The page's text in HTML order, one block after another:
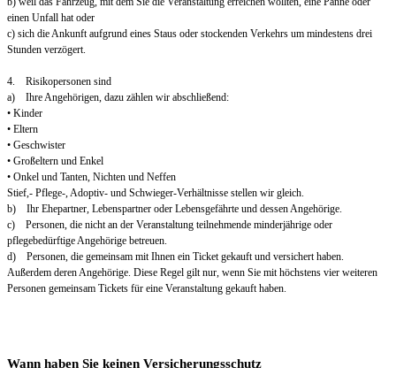
einen Unfall hat oder
c) sich die Ankunft aufgrund eines Staus oder stockenden Verkehrs um mindestens drei
Stunden verzögert.
4. Risikopersonen sind
a) Ihre Angehörigen, dazu zählen wir abschließend:
• Kinder
• Eltern
• Geschwister
• Großeltern und Enkel
• Onkel und Tanten, Nichten und Neffen
Stief,- Pflege-, Adoptiv- und Schwieger-Verhältnisse stellen wir gleich.
b) Ihr Ehepartner, Lebenspartner oder Lebensgefährte und dessen Angehörige.
c) Personen, die nicht an der Veranstaltung teilnehmende minderjährige oder
pflegebedürftige Angehörige betreuen.
d) Personen, die gemeinsam mit Ihnen ein Ticket gekauft und versichert haben.
Außerdem deren Angehörige. Diese Regel gilt nur, wenn Sie mit höchstens vier weiteren
Personen gemeinsam Tickets für eine Veranstaltung gekauft haben.
Wann haben Sie keinen Versicherungsschutz